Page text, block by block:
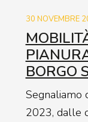
30 NOVEMBRE
BORGO
Segnaliamo
2023, dalle